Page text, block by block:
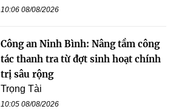
10:06 08/08/2026
Công an Ninh Bình: Nâng tầm công
tác thanh tra từ đợt sinh hoạt chính
trị sâu rộng
Trọng Tài
10:05 08/08/2026